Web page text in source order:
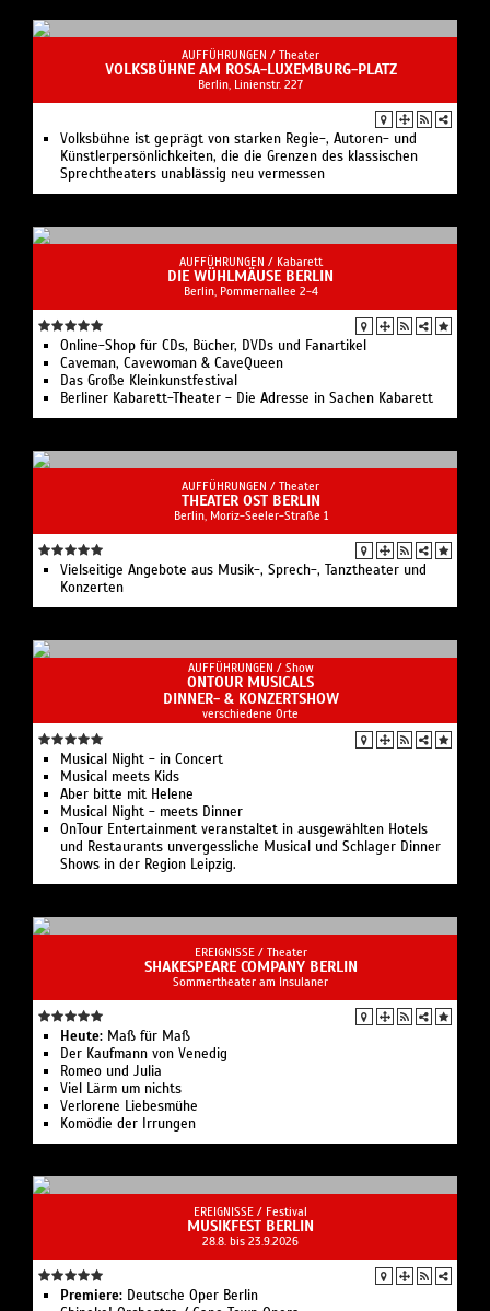
AUFFÜHRUNGEN / Theater
VOLKSBÜHNE AM ROSA-LUXEMBURG-PLATZ
Berlin, Linienstr. 227
Volksbühne ist geprägt von starken Regie-, Autoren- und
Künstlerpersönlichkeiten, die die Grenzen des klassischen
Sprechtheaters unablässig neu vermessen
AUFFÜHRUNGEN / Kabarett
DIE WÜHLMÄUSE BERLIN
Berlin, Pommernallee 2-4
Online-Shop für CDs, Bücher, DVDs und Fanartikel
Caveman, Cavewoman & CaveQueen
Das Große Kleinkunstfestival
Berliner Kabarett-Theater - Die Adresse in Sachen Kabarett
AUFFÜHRUNGEN / Theater
THEATER OST BERLIN
Berlin, Moriz-Seeler-Straße 1
Vielseitige Angebote aus Musik-, Sprech-, Tanztheater und
Konzerten
AUFFÜHRUNGEN / Show
ONTOUR MUSICALS
DINNER- & KONZERTSHOW
verschiedene Orte
Musical Night - in Concert
Musical meets Kids
Aber bitte mit Helene
Musical Night - meets Dinner
OnTour Entertainment veranstaltet in ausgewählten Hotels
und Restaurants unvergessliche Musical und Schlager Dinner
Shows in der Region Leipzig.
EREIGNISSE / Theater
SHAKESPEARE COMPANY BERLIN
Sommertheater am Insulaner
Heute: Maß für Maß
Der Kaufmann von Venedig
Romeo und Julia
Viel Lärm um nichts
Verlorene Liebesmühe
Komödie der Irrungen
EREIGNISSE / Festival
MUSIKFEST BERLIN
28.8. bis 23.9.2026
Premiere: Deutsche Oper Berlin